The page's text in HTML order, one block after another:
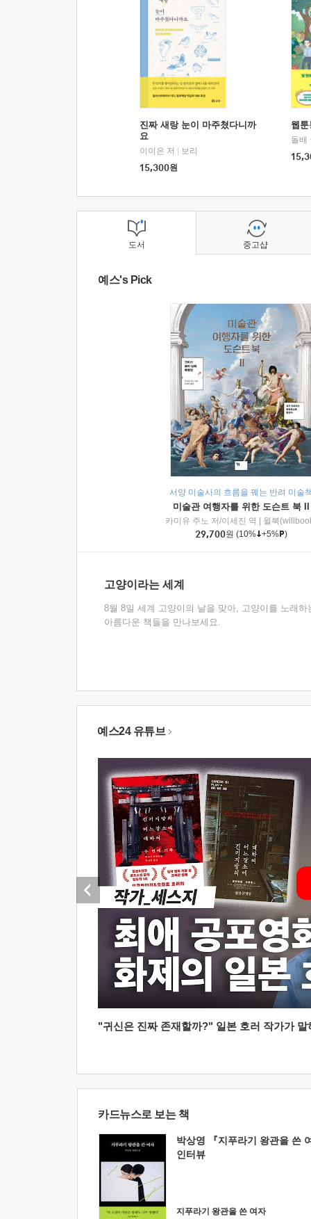
진짜 새랑 눈이 마주쳤다니까
요
이이은 저
보리
15,300원
웹
돌배
도서
예스's Pick
서양 미술사의 흐름을 꿰는 반려 미술
미술관 여행자를 위한 도슨트 북 II
카미유 주노 저/이세진 역
윌북
29,700원 (10% +5% )
고양이라는 세계
8월 8일 세계 고양이의 날을 맞아, 고양이를 노래하
아름다운 책들을 만나보세요.
중고샵
예스24 유튜브
"귀신은 진짜 존재할까?" 일본 호러 작가가
카드뉴스로 보는 책
박상영 『지푸라기 왕관을 쓴
인터뷰
지푸라기 왕관을 쓴 여자